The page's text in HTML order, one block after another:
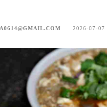
2026-07-07